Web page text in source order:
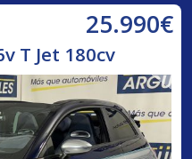
25.990€
T Jet 180cv